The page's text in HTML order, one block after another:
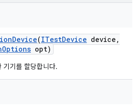
Device(ITestDevice device ,
Options opt)
기기를 할당합니다.